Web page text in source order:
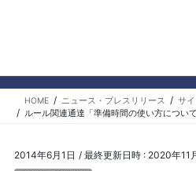
ツ
へ
シ
ョ
HOME ニュース・プレスリリース
サ
ルール関連通達「準備時間の使い方について
2014年6月1日 / 最終更新日時 : 2020年11